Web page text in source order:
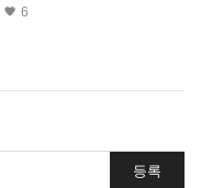
6
등록